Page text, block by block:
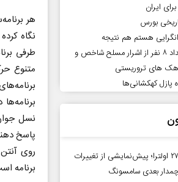
هر
نگاه
طرفی
متنوع
نسل
پاسخ
روی
برنامه
ایران
بورس
هستم هم نتیجه
دستگیری تعداد ۸ نفر از اشرار مسلح شاخص و
های تروریستی
کهکشانی‌ها
گلکسی اس ۲۷ اولترا؛ پیش‌نمایشی از تغییرات
بعدی سامسونگ